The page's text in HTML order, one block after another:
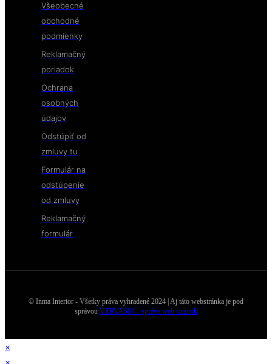
Všeobecné
obchodné
podmienky
Reklamačný
poriadok
Ochrana
osobných
údajov
Odstúpiť od
zmluvy tu
Formulár na
odstúpenie
od zmluvy
Reklamačný
formulár
© Inma Interior - Všetky práva vyhradené 2024 | Aj táto webstránka je pod
správou VERVASI® - správa web stránok
×